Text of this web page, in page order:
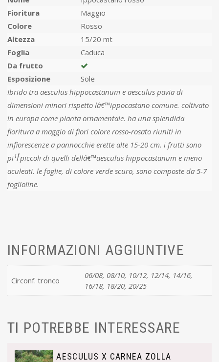
Fioritura
Maggio
Colore
Rosso
Altezza
15/20 mt
Foglia
Caduca
Da frutto
Esposizione
Sole
Ibrido tra aesculus hippocastanum e aesculus pavia di
dimensioni minori rispetto lâ€™ippocastano comune. coltivato
in europa come pianta ornamentale. ha una splendida
fioritura a maggio di fiori colore rosso-rosato riuniti in
infiorescenze a pannocchie erette alte 15-20 cm. i frutti sono
piأ¹ piccoli di quelli dellâ€™aesculus hippocastanum e meno
aculeati. le foglie, di colore verde scuro, sono composte da 5-7
foglioline.
INFORMAZIONI AGGIUNTIVE
Circonf. tronco
06/08, 08/10, 10/12, 12/14, 14/16,
16/18, 18/20, 20/25
TI POTREBBE INTERESSARE
AESCULUS X CARNEA ZOLLA